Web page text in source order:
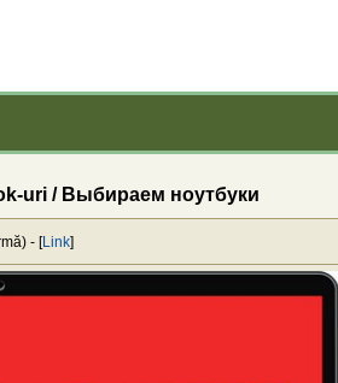
uri / Выбираем ноутбуки
- [Link]